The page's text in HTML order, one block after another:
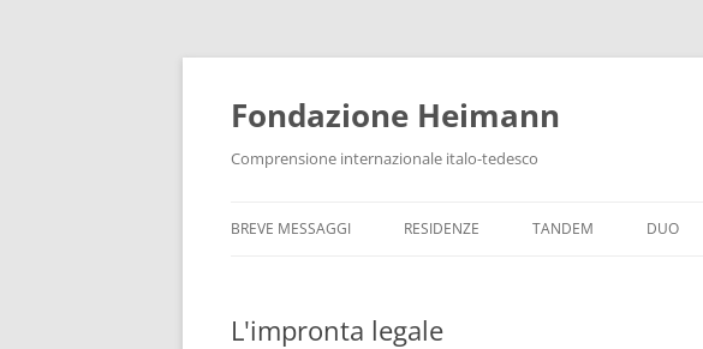
Vai
contenuto
Fondazione Heimann
Comprensione internazionale italo-tedesco
BREVE MESSAGGI RESIDENZE TANDEM DUO
L'impronta legale